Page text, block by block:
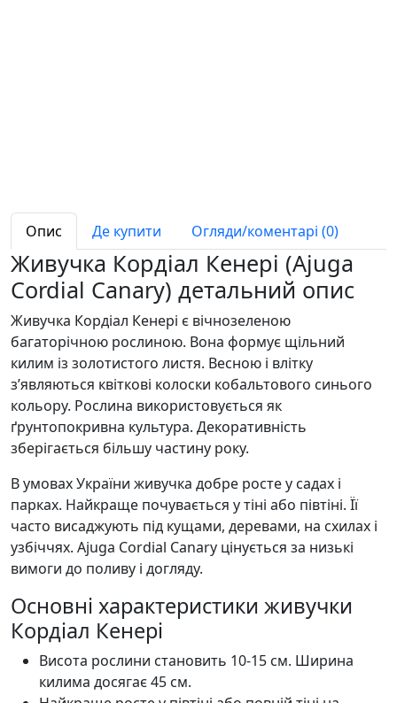
Опис Де купити Огляди/коментарі (0)
Живучка Кордіал Кенері (Ajuga
Cordial Canary) детальний опис
Живучка Кордіал Кенері є вічнозеленою
багаторічною рослиною. Вона формує щільний
килим із золотистого листя. Весною і влітку
з’являються квіткові колоски кобальтового синього
кольору. Рослина використовується як
ґрунтопокривна культура. Декоративність
зберігається більшу частину року.
В умовах України живучка добре росте у садах і
парках. Найкраще почувається у тіні або півтіні. Її
часто висаджують під кущами, деревами, на схилах і
узбіччях. Ajuga Cordial Canary цінується за низькі
вимоги до поливу і догляду.
Основні характеристики живучки
Кордіал Кенері
Висота рослини становить 10-15 см. Ширина
килима досягає 45 см.